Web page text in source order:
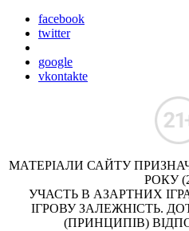
facebook
twitter
google
vkontakte
МАТЕРІАЛИ САЙТУ
РОКУ
УЧАСТЬ В АЗАРТНИХ
ІГРОВУ ЗАЛЕЖНІСТЬ.
(ПРИНЦИПІВ)